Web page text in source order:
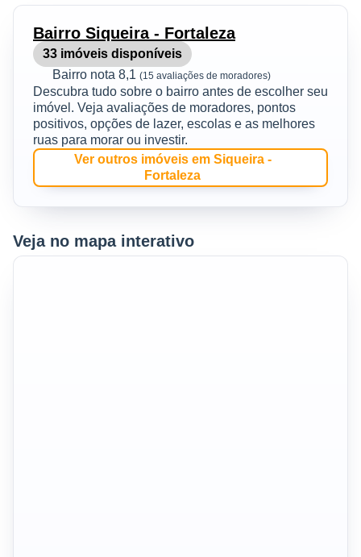
Bairro Siqueira - Fortaleza
33 imóveis disponíveis
Bairro nota 8,1 (15 avaliações de moradores)
Descubra tudo sobre o bairro antes de escolher seu
imóvel. Veja avaliações de moradores, pontos
positivos, opções de lazer, escolas e as melhores
ruas para morar ou investir.
Ver outros imóveis em Siqueira -
Fortaleza
Veja no mapa interativo